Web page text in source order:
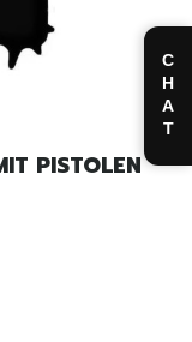
CHAT
PISTOLEN